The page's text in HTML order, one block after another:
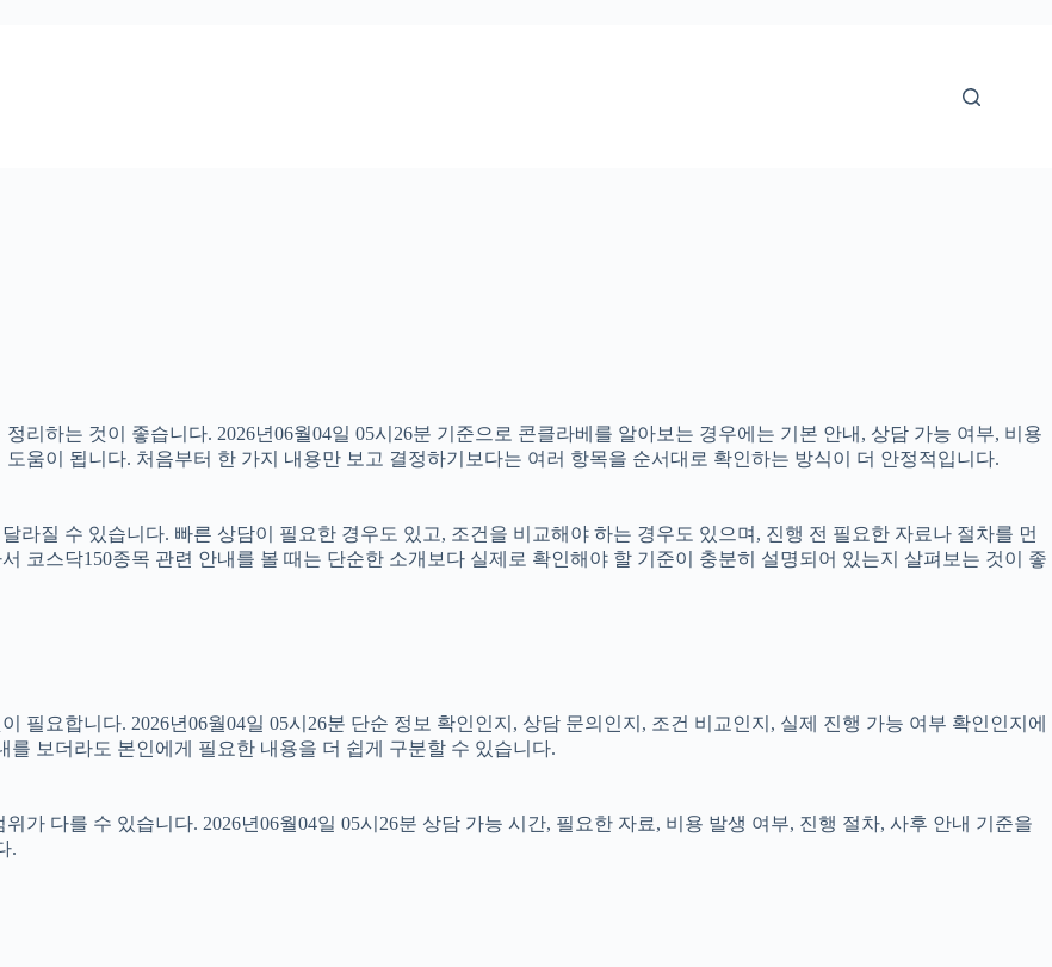
리하는 것이 좋습니다. 2026년06월04일 05시26분 기준으로 콘클라베를 알아보는 경우에는 기본 안내, 상담 가능 여부, 비용
움이 됩니다. 처음부터 한 가지 내용만 보고 결정하기보다는 여러 항목을 순서대로 확인하는 방식이 더 안정적입니다.
라질 수 있습니다. 빠른 상담이 필요한 경우도 있고, 조건을 비교해야 하는 경우도 있으며, 진행 전 필요한 자료나 절차를 먼
코스닥150종목 관련 안내를 볼 때는 단순한 소개보다 실제로 확인해야 할 기준이 충분히 설명되어 있는지 살펴보는 것이 좋
필요합니다. 2026년06월04일 05시26분 단순 정보 확인인지, 상담 문의인지, 조건 비교인지, 실제 진행 가능 여부 확인인지에
보더라도 본인에게 필요한 내용을 더 쉽게 구분할 수 있습니다.
가 다를 수 있습니다. 2026년06월04일 05시26분 상담 가능 시간, 필요한 자료, 비용 발생 여부, 진행 절차, 사후 안내 기준을
.